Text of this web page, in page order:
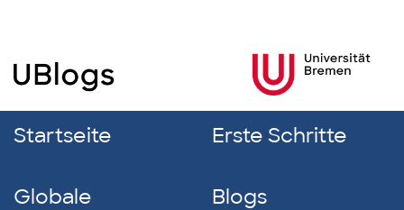
Startseite Erste Schritte
Globale
Blogs